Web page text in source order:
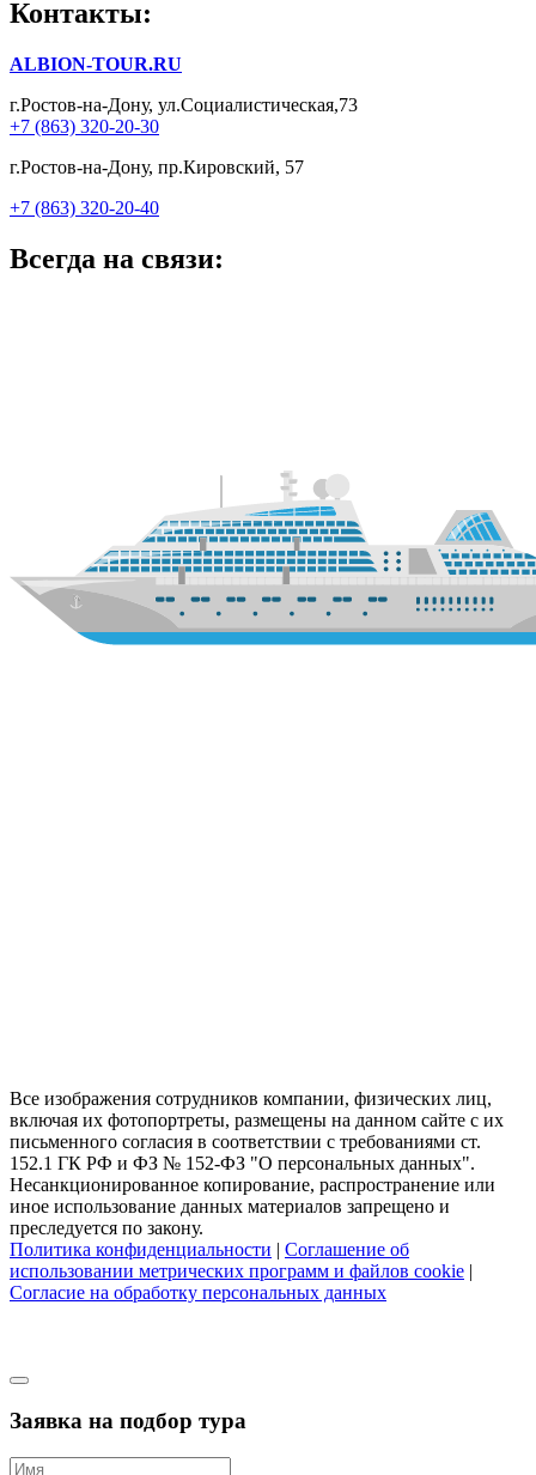
Контакты:
ALBION-TOUR.RU
г.Ростов-на-Дону, ул.Социалистическая,73
+7 (863) 320-20-30
г.Ростов-на-Дону, пр.Кировский, 57
+7 (863) 320-20-40
Всегда на связи:
Все изображения сотрудников компании, физических лиц,
включая их фотопортреты, размещены на данном сайте с их
письменного согласия в соответствии с требованиями ст.
152.1 ГК РФ и ФЗ № 152-ФЗ "О персональных данных".
Несанкционированное копирование, распространение или
иное использование данных материалов запрещено и
преследуется по закону.
Политика конфиденциальности | Соглашение об
использовании метрических программ и файлов cookie |
Согласие на обработку персональных данных
Заявка на подбор тура